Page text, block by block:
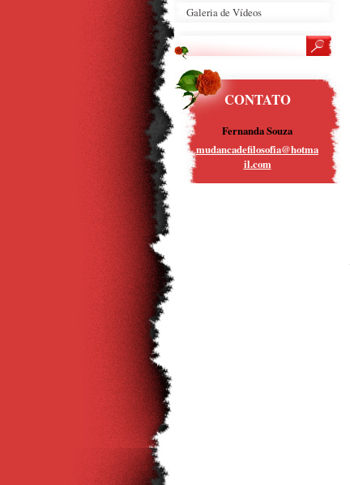
Galeria de Vídeos
CONTATO
Fernanda Souza
mudancadefilosofia@hotma
il.com